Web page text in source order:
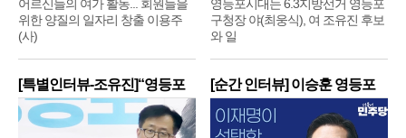
어르신들의 여가 활동... 회원들을
위한 양질의 일자리 창출 이용주
(사)
영등포시대는 6.3지방선거 영등포
구청장 야(최웅식), 여 조유진 후보
와 일
[특별인터뷰-조유진]“영등포
구
[순간 인터뷰] 이승훈 영등포
구